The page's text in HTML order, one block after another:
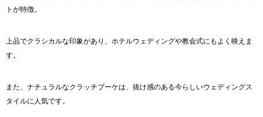
トが特徴。
上品でクラシカルな印象があり、ホテルウェディングや教会式にもよく映えま
す。
また、ナチュラルなクラッチブーケは、抜け感のある今らしいウェディングス
タイルに人気です。